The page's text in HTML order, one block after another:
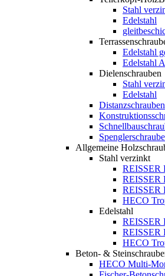
Stahl
Edelstahl
Edelstahl
Edelstahl
Dielenschrauben
Stahl
Edelstahl
Distanzschrauben
Allgemeine
Stahl verzinkt
REISSER
REISSER
REISSER
HECO
Edelstahl
REISSER
REISSER
HECO
Beton- &
HECO Multi-